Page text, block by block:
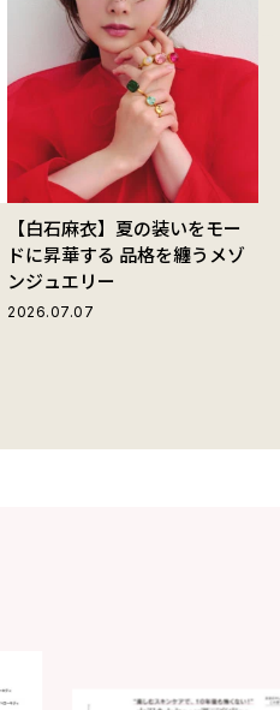
【白石麻衣】夏の装いをモー
ドに昇華する 品格を纏うメゾ
ンジュエリー
2026.07.07